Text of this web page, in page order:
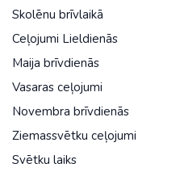
Skolēnu brīvlaikā
Ceļojumi Lieldienās
Maija brīvdienās
Vasaras ceļojumi
Novembra brīvdienās
Ziemassvētku ceļojumi
Svētku laiks